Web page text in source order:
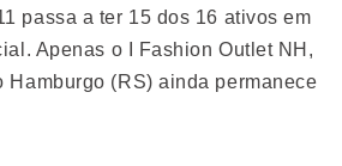
passa a ter 15 dos 16 ativos em
Apenas o I Fashion Outlet NH,
Hamburgo (RS) ainda permanece